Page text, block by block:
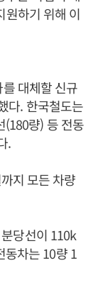
원하기 위해 이
대체할 신규
다. 한국철도는
(180량) 등 전동
.
지 모든 차량
당선이 110k
동차는 10량 1